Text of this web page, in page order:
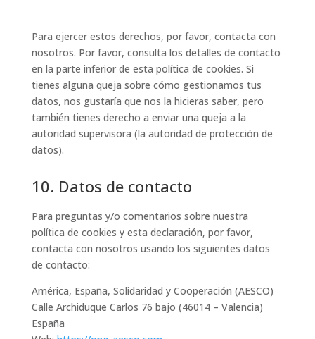
Para ejercer estos derechos, por favor, contacta con
nosotros. Por favor, consulta los detalles de contacto
en la parte inferior de esta política de cookies. Si
tienes alguna queja sobre cómo gestionamos tus
datos, nos gustaría que nos la hicieras saber, pero
también tienes derecho a enviar una queja a la
autoridad supervisora (la autoridad de protección de
datos).
10. Datos de contacto
Para preguntas y/o comentarios sobre nuestra
política de cookies y esta declaración, por favor,
contacta con nosotros usando los siguientes datos
de contacto:
América, España, Solidaridad y Cooperación (AESCO)
Calle Archiduque Carlos 76 bajo (46014 – Valencia)
España